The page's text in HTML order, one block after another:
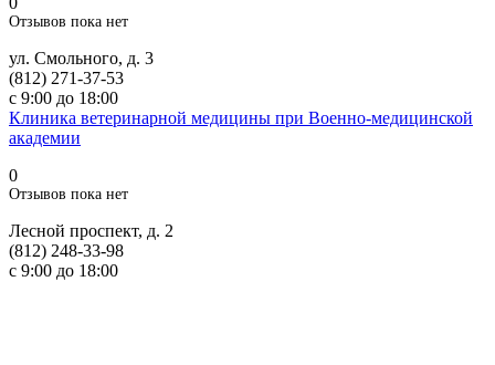
Отзывов пока нет
ул. Смольного, д. 3
(812) 271-37-53
с 9:00 до 18:00
Клиника ветеринарной медицины при Военно-медицинской
академии
0
Отзывов пока нет
Лесной проспект, д. 2
(812) 248-33-98
с 9:00 до 18:00